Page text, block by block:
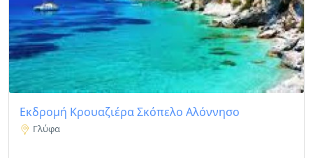
Εκδρομή Κρουαζιέρα Σκόπελο Αλόννησο
Γλύφα